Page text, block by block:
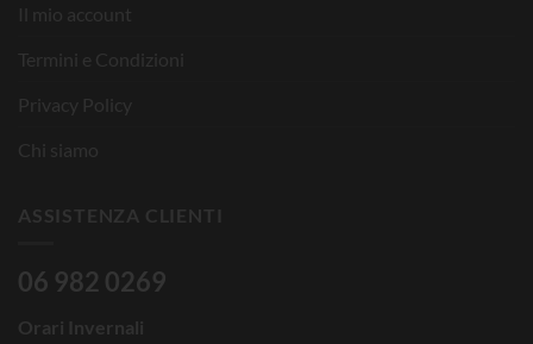
Il mio account
Termini e Condizioni
Privacy Policy
Chi siamo
ASSISTENZA CLIENTI
06 982 0269
Orari Invernali